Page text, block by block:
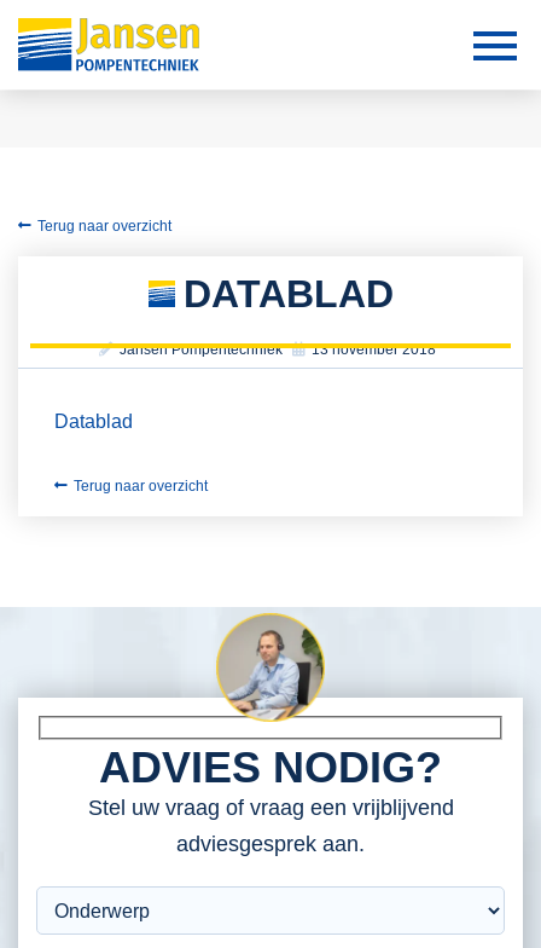
Terug naar overzicht
DATABLAD
Jansen Pompentechniek 13 november 2018
Datablad
Terug naar overzicht
ADVIES NODIG?
Stel uw vraag of vraag een vrijblijvend
adviesgesprek aan.